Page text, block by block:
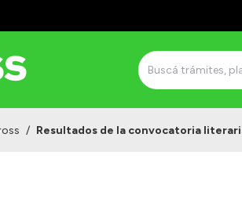
/ Resultados de la convocatoria